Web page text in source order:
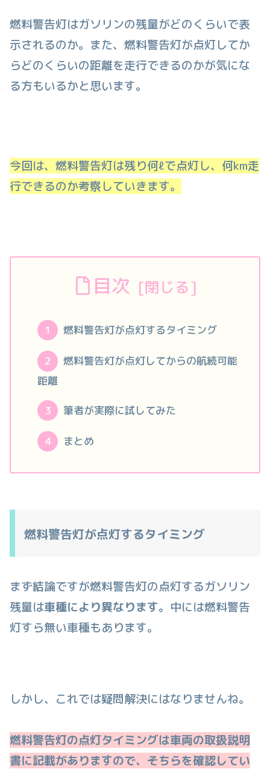
燃料警告灯はガソリンの残量がどのくらいで表
示されるのか。また、燃料警告灯が点灯してか
らどのくらいの距離を走行できるのかが気にな
る方もいるかと思います。
今回は、燃料警告灯は残り何ℓで点灯し、何km走
行できるのか考察していきます。
目次
燃料警告灯が点灯するタイミング
燃料警告灯が点灯してからの航続可能
距離
筆者が実際に試してみた
まとめ
燃料警告灯が点灯するタイミング
まず結論ですが燃料警告灯の点灯するガソリン
残量は車種により異なります。中には燃料警告
灯すら無い車種もあります。
しかし、これでは疑問解決にはなりませんね。
燃料警告灯の点灯タイミングは車両の取扱説明
書に記載がありますので、そちらを確認してい